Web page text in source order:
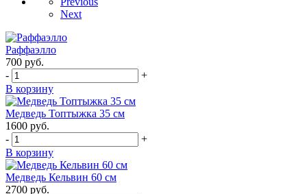
Next
Раффаэлло
700 руб.
-
+
В корзину
Медведь Топтыжка 35 см
1600 руб.
-
+
В корзину
Медведь Кельвин 60 см
2700 руб.